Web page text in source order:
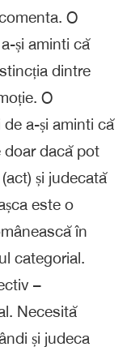
O
și aminti că
dintre
O
a-și aminti că
doar dacă pot
și judecată
este o
în
categorial.
–
Necesită
și judeca